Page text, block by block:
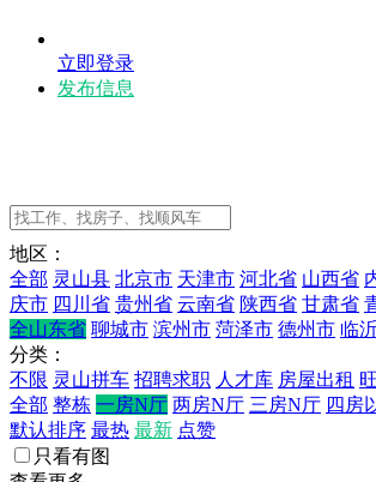
立即登录
发布信息
地区：
全部 灵山县 北京市 天津市 河北省 山西省
庆市 四川省 贵州省 云南省 陕西省 甘肃省
全山东省 聊城市 滨州市 菏泽市 德州市 临
分类：
不限 灵山拼车 招聘求职 人才库 房屋出租
全部 整栋 一房N厅 两房N厅 三房N厅 四房
默认排序 最热 最新 点赞
只看有图